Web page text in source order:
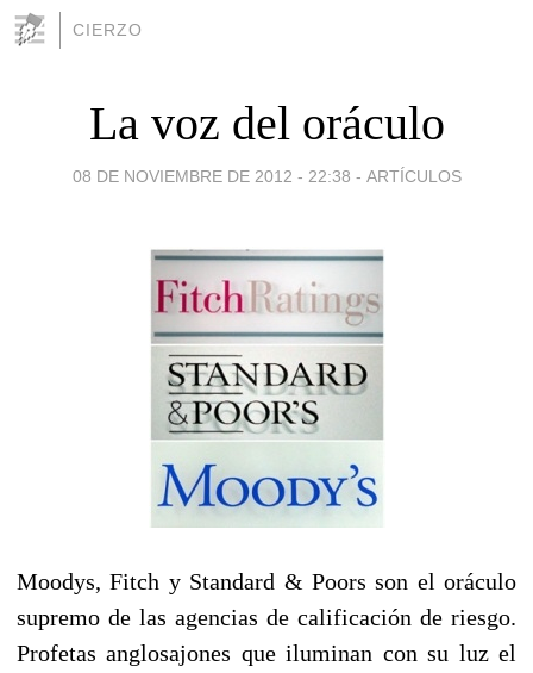
CIERZO
La voz del oráculo
08 DE NOVIEMBRE DE 2012 - 22:38 - ARTÍCULOS
Moodys, Fitch y Standard & Poors son el oráculo
supremo de las agencias de calificación de riesgo.
Profetas anglosajones que iluminan con su luz el